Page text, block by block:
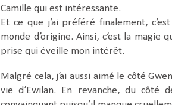
Camille qui est intéressante.
Et ce que j’ai préféré finalement,
monde d’origine. Ainsi, c’est la
prise qui éveille mon intérêt.
Malgré cela, j’ai aussi aimé le côté
vie d’Ewilan. En revanche, du côté